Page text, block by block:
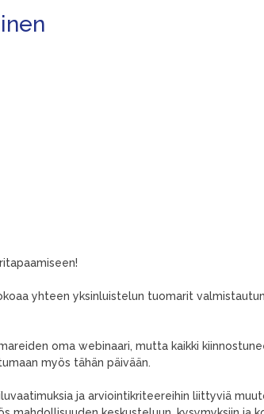
yhteen yksinluistelun tuomarit
oma webinaari, mutta kaikki
myös tähän päivään.
ja arviointikriteereihin liittyviä